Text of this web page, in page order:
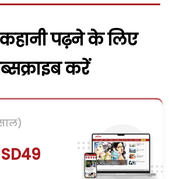
पढ़ने के लिए
करें